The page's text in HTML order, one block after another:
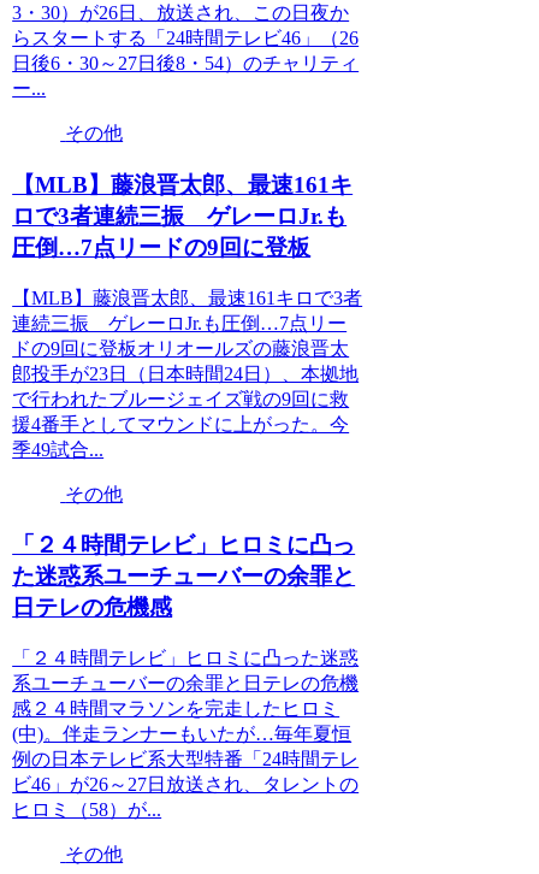
3・30）が26日、放送され、この日夜か
らスタートする「24時間テレビ46」（26
日後6・30～27日後8・54）のチャリティ
ー...
その他
【MLB】藤浪晋太郎、最速161キ
ロで3者連続三振 ゲレーロJr.も
圧倒…7点リードの9回に登板
【MLB】藤浪晋太郎、最速161キロで3者
連続三振 ゲレーロJr.も圧倒…7点リー
ドの9回に登板オリオールズの藤浪晋太
郎投手が23日（日本時間24日）、本拠地
で行われたブルージェイズ戦の9回に救
援4番手としてマウンドに上がった。今
季49試合...
その他
「２４時間テレビ」ヒロミに凸っ
た迷惑系ユーチューバーの余罪と
日テレの危機感
「２４時間テレビ」ヒロミに凸った迷惑
系ユーチューバーの余罪と日テレの危機
感２４時間マラソンを完走したヒロミ
(中)。伴走ランナーもいたが…毎年夏恒
例の日本テレビ系大型特番「24時間テレ
ビ46」が26～27日放送され、タレントの
ヒロミ（58）が...
その他